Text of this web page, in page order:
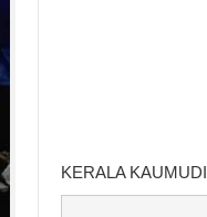
KERALA KAUMUDI